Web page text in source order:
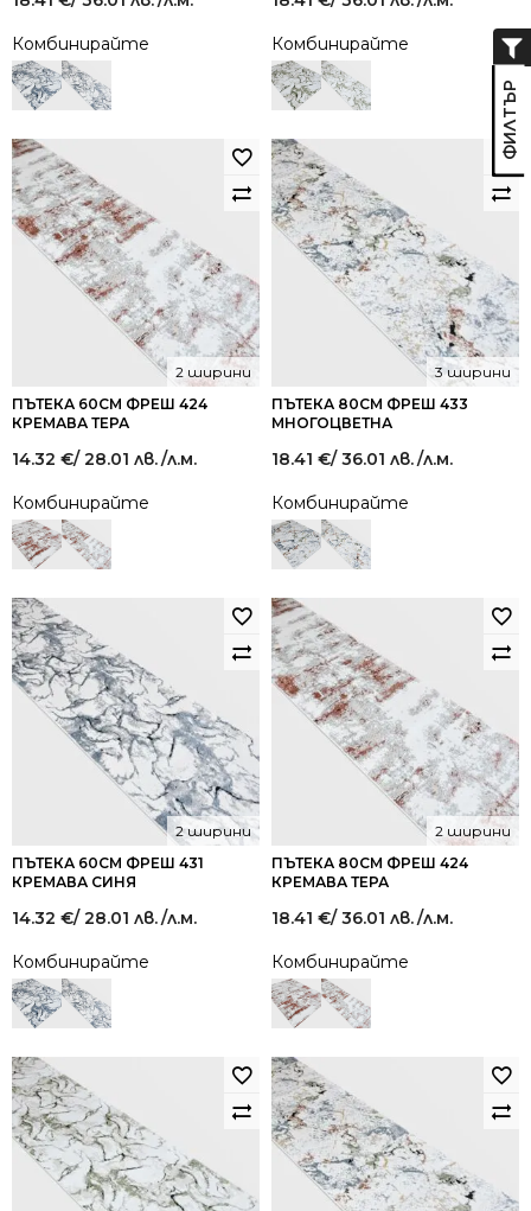
Комбинирайте Комбинирайте
ПЪТЕКА 60СМ ФРЕШ 424
КРЕМАВА ТЕРА
2 ширини
14.32 €/ 28.01 лв./л.м.
Комбинирайте
ПЪТЕКА 80СМ ФРЕШ 433
МНОГОЦВЕТНА
3 ширини
18.41 €/ 36.01 лв./л.м.
Комбинирайте
ПЪТЕКА 60СМ ФРЕШ 431
КРЕМАВА СИНЯ
2 ширини
14.32 €/ 28.01 лв./л.м.
Комбинирайте
ПЪТЕКА 80СМ ФРЕШ 424
КРЕМАВА ТЕРА
2 ширини
18.41 €/ 36.01 лв./л.м.
Комбинирайте